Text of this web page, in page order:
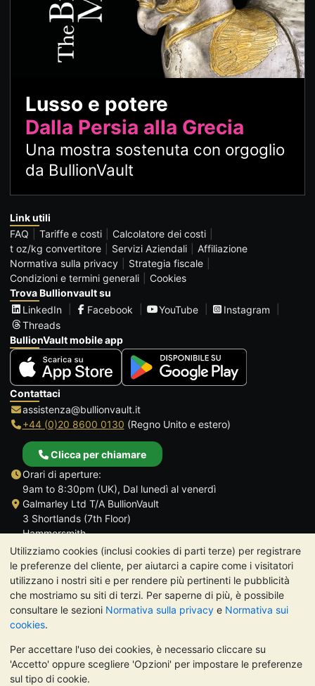
Utilizziamo cookies (inclusi cookies di parti terze) per registrare
le preferenze del cliente, per aiutarci a capire come i visitatori
utilizzano i nostri siti e per rendere più pertinenti le pubblicità
che mostriamo su siti di terzi. Per saperne di più, è possibile
consultare le sezioni Normativa sulla privacy e Normativa sui
cookies.
Per accettare l'uso dei cookies, è necessario cliccare su
'Accetto' oppure scegliere 'Opzioni' per impostare le preferenze
sul tipo di cookie.
Lusso e potere
Dalla Persia alla Grecia
Una mostra sostenuta con orgoglio
da BullionVault
Link utili
FAQ
Tariffe e costi
Calcolatore dei costi
t oz/kg convertitore
Servizi Aziendali
Affiliazione
Normativa sulla privacy
Strategia fiscale
Condizioni e termini generali
Cookies
Trova Bullionvault su
LinkedIn
Facebook YouTube
Instagram
Threads
BullionVault mobile app
Contattaci
assistenza@bullionvault.it
+44 (0)20 8600 0130 (Regno Unito e estero)
Clicca per chiamare
Orari di aperture:
9am to 8:30pm (UK), Dal lunedì al venerdì
Galmarley Ltd T/A BullionVault
3 Shortlands (7th Floor)
Hammersmith
Londra
W6 8DA
Regno Unito
TrustScore 4.7 | 488 recensioni
NOTA BENE: Il valore dei metalli preziosi può diminuire o
aumentare, e i trend storici non sono predittori dell'andamento